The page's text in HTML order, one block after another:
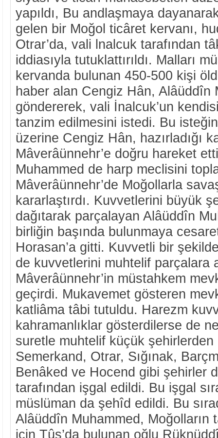
yapıldı, Bu andlaşmaya
gelen bir Moğol ticâret kervanı,
Otrar’da, vali lnalcuk tarafından
iddiasıyla tutuklattırıldı. Malları
kervanda bulunan 450-500 kişi
haber alan Cengiz Hân, Alâüddîn
göndererek, vali İnalcuk’un
tanzim edilmesini istedi. Bu
üzerine Cengiz Hân, hazırladığı
Mâverâünnehr’e doğru hareket
Muhammed de harp meclisini
Mâverâünnehr’de Moğollarla
kararlaştırdı. Kuvvetlerini büyük
dağıtarak parçalayan Alâüddîn
birliğin başında bulunmaya
Horasan’a gitti. Kuvvetli bir
de kuvvetlerini muhtelif parçalara
Mâverâünnehr’in müstahkem
geçirdi. Mukavemet gösteren
katliâma tâbi tutuldu. Harezm
kahramanlıklar gösterdilerse de
suretle muhtelif küçük
Semerkand, Otrar, Sığınak,
Benâked ve Hocend gibi şehirler
tarafından işgal edildi. Bu işgal
müslüman da şehîd edildi. Bu
Alâüddîn Muhammed, Moğolların
için Tûs’da bulunan oğlu